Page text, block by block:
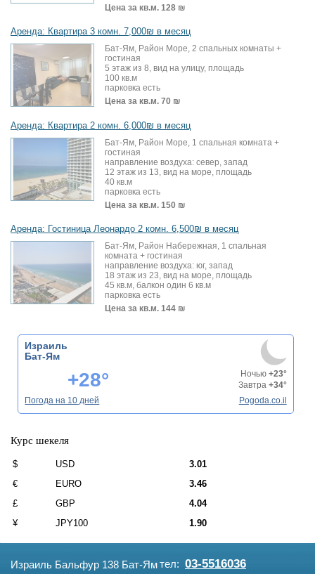
Израиль Бальфур 138 Бат-Ямтел: 03-5516036
Цена за кв.м. 128 ₪
Аренда: Квартира 3 комн. 7,000₪ в месяц
Бат-Ям, Район Море, 2 спальных комнаты +
гостиная
5 этаж из 8, вид на улицу, площадь
100 кв.м
парковка есть
Цена за кв.м. 70 ₪
Аренда: Квартира 2 комн. 6,000₪ в месяц
Бат-Ям, Район Море, 1 спальная комната +
гостиная
направление воздуха: север, запад
12 этаж из 13, вид на море, площадь
40 кв.м
парковка есть
Цена за кв.м. 150 ₪
Аренда: Гостиница Леонардо 2 комн. 6,500₪ в месяц
Бат-Ям, Район Набережная, 1 спальная
комната + гостиная
направление воздуха: юг, запад
18 этаж из 23, вид на море, площадь
45 кв.м, балкон один 6 кв.м
парковка есть
Цена за кв.м. 144 ₪
Израиль
Бат-Ям
+28° Ночью +23°
Завтра +34°
Погода на 10 дней
Pogoda.co.il
Курс шекеля
$ USD
3.01
€
EURO
3.46
£
GBP
4.04
¥
JPY100 1.90